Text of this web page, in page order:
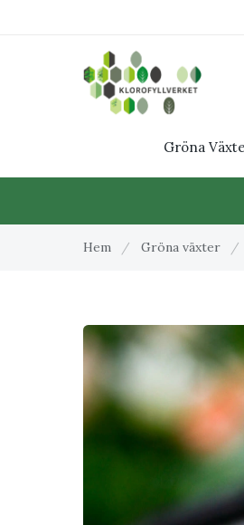
Gröna
Hem / Gröna växter /